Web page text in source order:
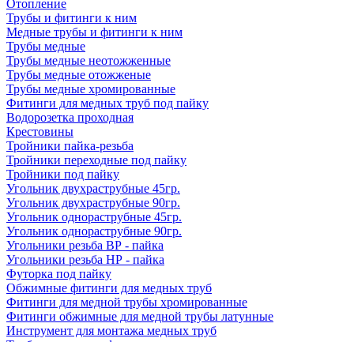
Отопление
Трубы и фитинги к ним
Медные трубы и фитинги к ним
Трубы медные
Трубы медные неотожженные
Трубы медные отожженые
Трубы медные хромированные
Фитинги для медных труб под пайку
Водорозетка проходная
Крестовины
Тройники пайка-резьба
Тройники переходные под пайку
Тройники под пайку
Угольник двухраструбные 45гр.
Угольник двухраструбные 90гр.
Угольник однораструбные 45гр.
Угольник однораструбные 90гр.
Угольники резьба ВР - пайка
Угольники резьба НР - пайка
Футорка под пайку
Обжимные фитинги для медных труб
Фитинги для медной трубы хромированные
Фитинги обжимные для медной трубы латунные
Инструмент для монтажа медных труб